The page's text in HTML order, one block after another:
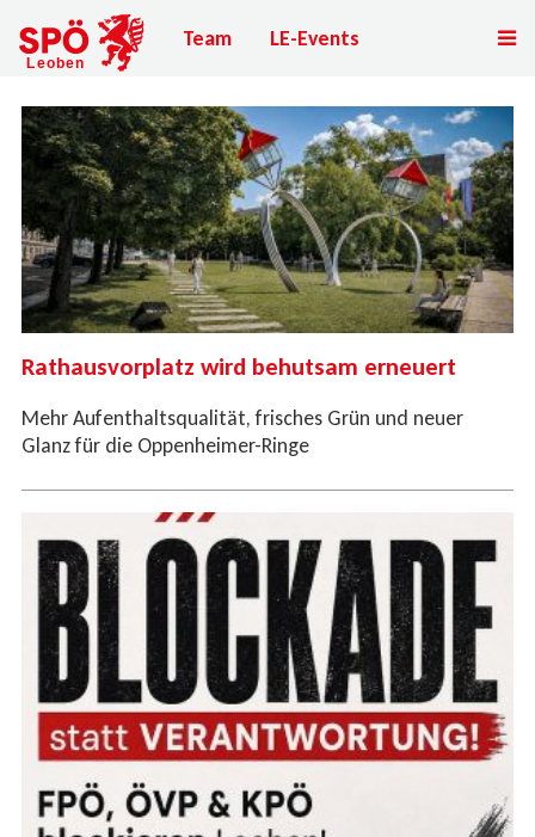
Team LE-Events
Rathausvorplatz wird behutsam erneuert
Mehr Aufenthaltsqualität, frisches Grün und neuer
Glanz für die Oppenheimer-Ringe